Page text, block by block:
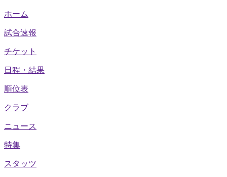
ホーム
試合速報
チケット
日程・結果
順位表
クラブ
ニュース
特集
スタッツ